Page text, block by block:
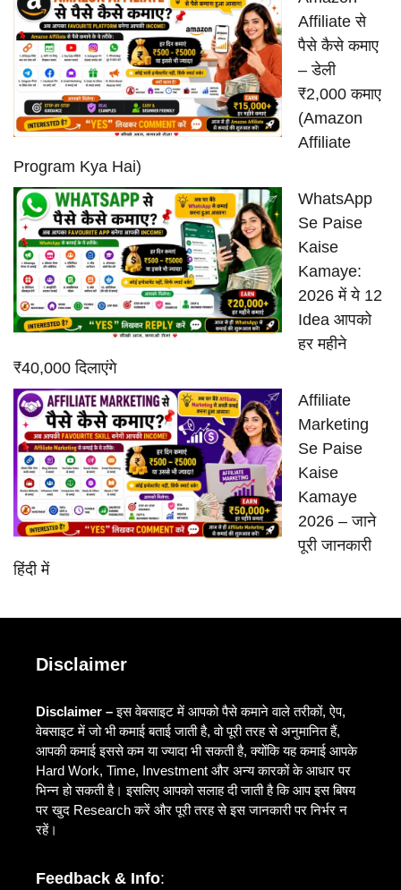
Affiliate से
पैसे कैसे कमाए
– डेली
₹2,000 कमाए
(Amazon
Affiliate
Program Kya Hai)
WhatsApp
Se Paise
Kaise
Kamaye:
2026 में ये 12
Idea आपको
हर महीने
₹40,000 दिलाएंगे
Affiliate
Marketing
Se Paise
Kaise
Kamaye
2026 – जाने
पूरी जानकारी
हिंदी में
Disclaimer
Disclaimer –इस वेबसाइट में आपको पैसे कमाने वाले तरीकों, ऐप,
वेबसाइट में जो भी कमाई बताई जाती है, वो पूरी तरह से अनुमानित हैं,
आपकी कमाई इससे कम या ज्यादा भी सकती है, क्योंकि यह कमाई आपके
Hard Work, Time, Investment और अन्य कारकों के आधार पर
भिन्न हो सकती है। इसलिए आपको सलाह दी जाती है कि आप इस बिषय
पर खुद Research करें और पूरी तरह से इस जानकारी पर निर्भर न
रहें।
Feedback & Info: